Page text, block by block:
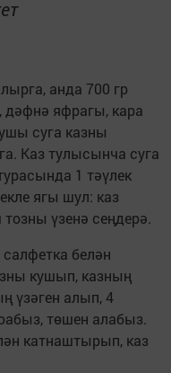
анда 700 гр
дәфнә яфрагы, кара
суга казны
Каз тулысынча суга
1 тәүлек
ягы шул: каз
үзенә сеңдерә.
белән
кушып, казның
үзәген алып, 4
төшен алабыз.
катнаштырып, каз